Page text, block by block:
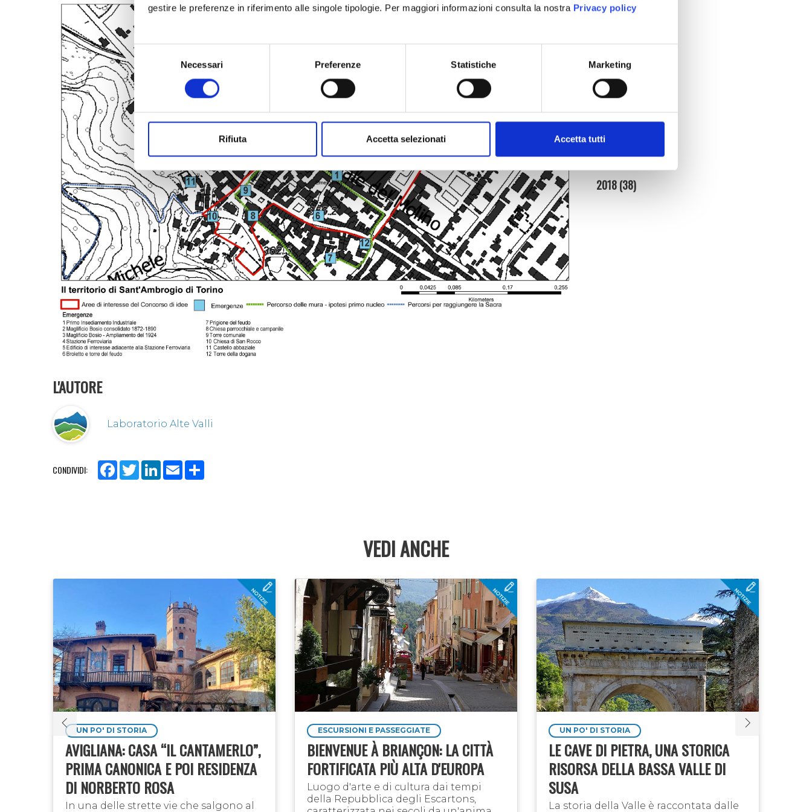
gestire le preferenze in riferimento alle singole tipologie. Per maggiori informazioni consulta la nostra Privacy policy
Selezione
consenso
Necessari Preferenze Statistiche Marketing
Rifiuta Accetta selezionati Accetta tutti
L'AUTORE
Laboratorio Alte Valli
CONDIVIDI: Facebook
TwitterLinkedIn
Email
2025(86)
2022(128)
2021(154)
2020
2019(140)
2018(38)
VEDI ANCHE
UN PO' DI STORIA
AVIGLIANA: CASA “IL CANTAMERLO”,
PRIMA CANONICA E POI RESIDENZA
DI NORBERTO ROSA
In una delle strette vie che salgono al
ESCURSIONI E PASSEGGIATE
BIENVENUE À BRIANÇON: LA CITTÀ
FORTIFICATA PIÙ ALTA D'EUROPA
Luogo d'arte e di cultura dai tempi
della Repubblica degli Escartons,
UN PO' DI STORIA
LE CAVE DI PIETRA, UNA STORICA
RISORSA DELLA BASSA VALLE DI
SUSA
La storia della Valle è raccontata dalle